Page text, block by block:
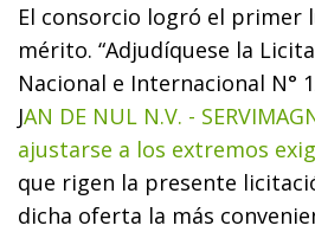
El consorcio logró el primer
mérito. “Adjudíquese la
Nacional e Internacional N°
JAN DE NUL N.V. -
ajustarse a los extremos
que rigen la presente
dicha oferta la más